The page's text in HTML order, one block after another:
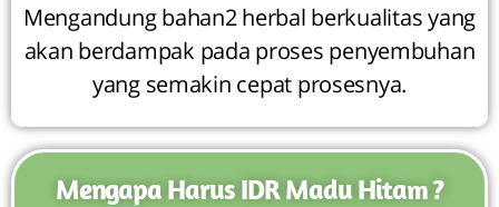
Mengandung bahan2 herbal berkualitas yang
akan berdampak pada proses penyembuhan
yang semakin cepat prosesnya.
Mengapa Harus IDR Madu Hitam ?